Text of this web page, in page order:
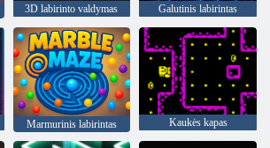
3D labirinto valdymas Galutinis labirintas
Marmurinis labirintas Kaukės kapas